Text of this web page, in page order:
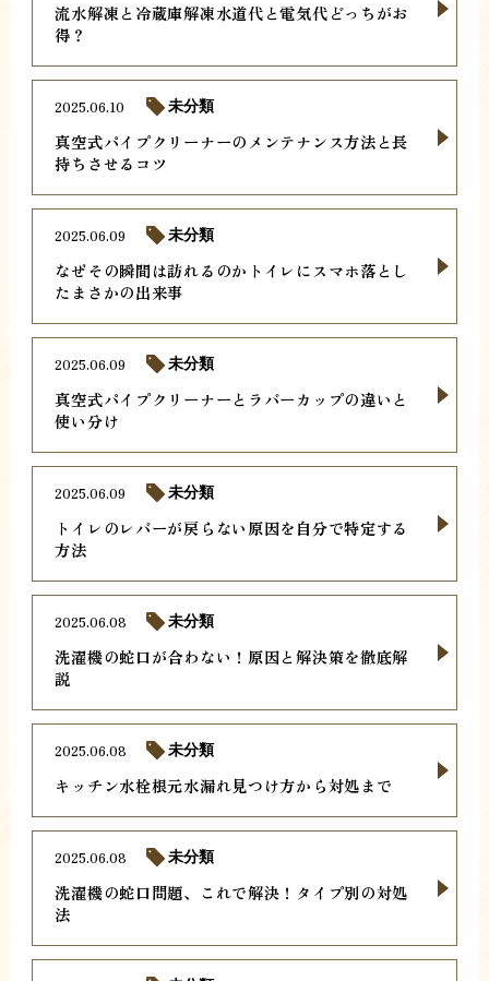
流水解凍と冷蔵庫解凍水道代と電気代どっちがお
得？
真空式パイプクリーナーのメンテナンス方法と長
持ちさせるコツ
2025.06.10 未分類
なぜその瞬間は訪れるのかトイレにスマホ落とし
たまさかの出来事
2025.06.09 未分類
真空式パイプクリーナーとラバーカップの違いと
使い分け
2025.06.09 未分類
トイレのレバーが戻らない原因を自分で特定する
方法
2025.06.09 未分類
洗濯機の蛇口が合わない！原因と解決策を徹底解
説
2025.06.08 未分類
キッチン水栓根元水漏れ見つけ方から対処まで
2025.06.08 未分類
洗濯機の蛇口問題、これで解決！タイプ別の対処
法
2025.06.08 未分類